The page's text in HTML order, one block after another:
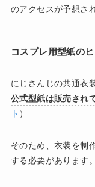
のアクセスが予想さ
コスプレ用型紙のヒ
にじさんじの共通衣
公式型紙は販売され
ト ）
そのため、衣装を制
する必要があります。